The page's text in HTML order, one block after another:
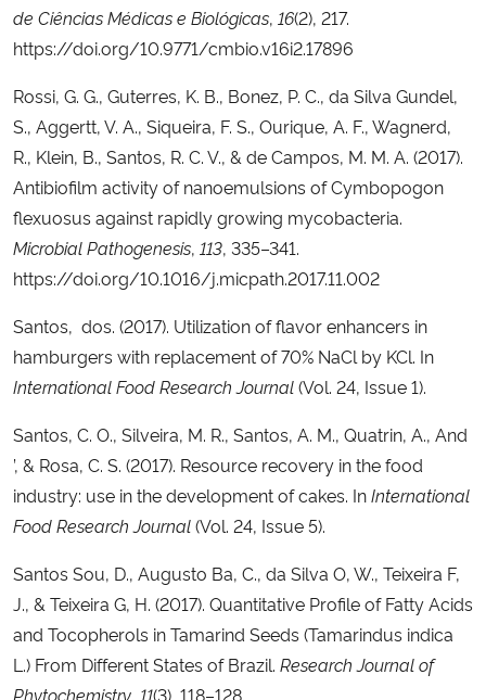
de Ciências Médicas e Biológicas, 16(2), 217.
https://doi.org/10.9771/cmbio.v16i2.17896
Rossi, G. G., Guterres, K. B., Bonez, P. C., da Silva Gundel,
S., Aggertt, V. A., Siqueira, F. S., Ourique, A. F., Wagnerd,
R., Klein, B., Santos, R. C. V., & de Campos, M. M. A. (2017).
Antibiofilm activity of nanoemulsions of Cymbopogon
flexuosus against rapidly growing mycobacteria.
Microbial Pathogenesis, 113, 335–341.
https://doi.org/10.1016/j.micpath.2017.11.002
Santos, dos. (2017). Utilization of flavor enhancers in
hamburgers with replacement of 70% NaCl by KCl. In
International Food Research Journal(Vol. 24, Issue 1).
Santos, C. O., Silveira, M. R., Santos, A. M., Quatrin, A., And
’, & Rosa, C. S. (2017). Resource recovery in the food
industry: use in the development of cakes. InInternational
Food Research Journal(Vol. 24, Issue 5).
Santos Sou, D., Augusto Ba, C., da Silva O, W., Teixeira F,
J., & Teixeira G, H. (2017). Quantitative Profile of Fatty Acids
and Tocopherols in Tamarind Seeds (Tamarindus indica
L.) From Different States of Brazil. Research Journal of
Phytochemistry, 11(3), 118–128.